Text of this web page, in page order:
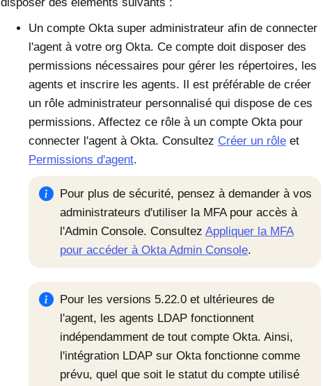
Un compte Oktasuper administrateur afin de connecter
l'agent à votre org Okta. Ce compte doit disposer des
permissions nécessaires pour gérer les répertoires, les
agents et inscrire les agents. Il est préférable de créer
un rôle administrateur personnalisé qui dispose de ces
permissions. Affectez ce rôle à un compte Oktapour
connecter l'agent à Okta. Consultez Créer un rôleet
Permissions d'agent.
Pour plus de sécurité, pensez à demander à vos
administrateurs d'utiliser la MFA pour accès à
l'Admin Console. Consultez Appliquer la MFA
pour accéder à Okta Admin Console.
Pour les versions 5.22.0 et ultérieures de
l'agent, les agents LDAP fonctionnent
indépendamment de tout compte Okta. Ainsi,
l'intégration LDAP sur Okta fonctionne comme
prévu, quel que soit le statut du compte utilisé